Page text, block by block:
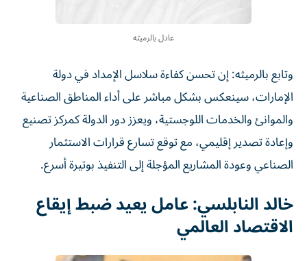
عادل بالرميثه
وتابع بالرميثه: إن تحسن كفاءة سلاسل الإمداد في دولة
الإمارات، سينعكس بشكل مباشر على أداء المناطق الصناعية
والموانئ والخدمات اللوجستية، ويعزز دور الدولة كمركز تصنيع
وإعادة تصدير إقليمي، مع توقع تسارع قرارات الاستثمار
الصناعي وعودة المشاريع المؤجلة إلى التنفيذ بوتيرة أسرع.
خالد النابلسي: عامل يعيد ضبط إيقاع
الاقتصاد العالمي